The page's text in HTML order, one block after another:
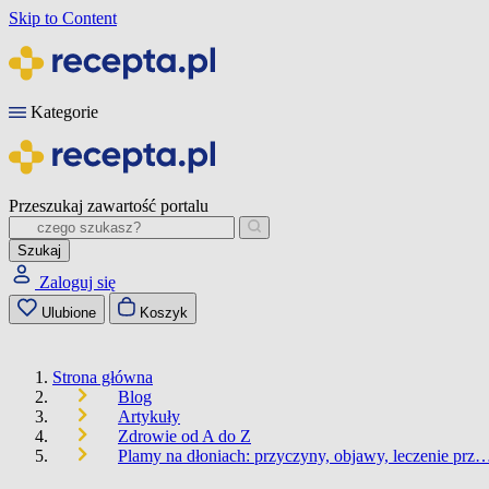
Skip to Content
Kategorie
Przeszukaj zawartość portalu
Szukaj
Zaloguj się
Ulubione Koszyk
Strona główna
Blog
Artykuły
Zdrowie od A do Z
Plamy na dłoniach: przyczyny, objawy, leczenie